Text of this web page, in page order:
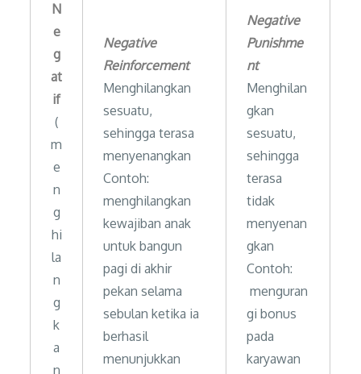
N
e
g
at
if
(
m
e
n
g
hi
la
n
g
k
a
n
Negative
Reinforcement
Menghilangkan
sesuatu,
sehingga terasa
menyenangkan
Contoh:
menghilangkan
kewajiban anak
untuk bangun
pagi di akhir
pekan selama
sebulan ketika ia
berhasil
menunjukkan
Negative
Punishme
nt
Menghilan
gkan
sesuatu,
sehingga
terasa
tidak
menyenan
gkan
Contoh:
menguran
gi bonus
pada
karyawan